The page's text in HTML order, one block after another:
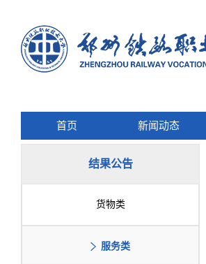
首页 新闻动态
结果公告
货物类
服务类